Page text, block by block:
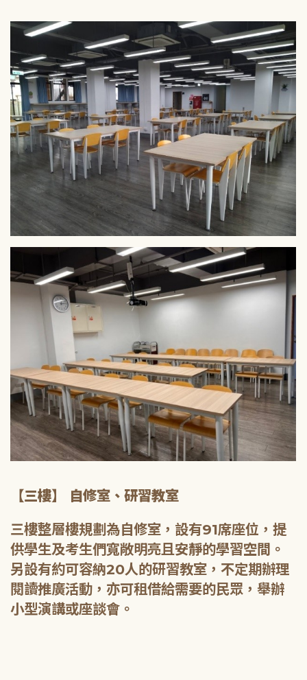
【三樓】 自修室、研習教室
三樓整層樓規劃為自修室，設有91席座位，提
供學生及考生們寬敞明亮且安靜的學習空間。
另設有約可容納20人的研習教室，不定期辦理
閱讀推廣活動，亦可租借給需要的民眾，舉辦
小型演講或座談會。